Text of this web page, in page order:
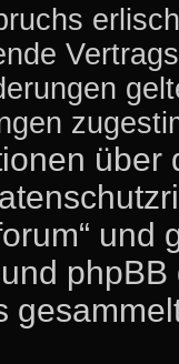
über
und
und